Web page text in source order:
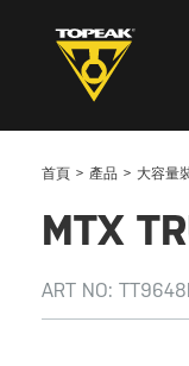
首頁 產品 大容量
MTX
ART NO: